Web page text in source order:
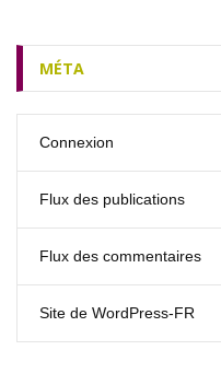
MÉTA
Connexion
Flux des publications
Flux des commentaires
Site de WordPress-FR